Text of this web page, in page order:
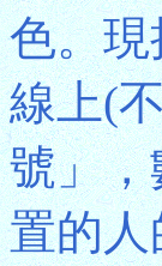
色。現
線上(
號」
置的